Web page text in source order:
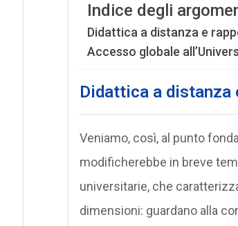
Indice degli
Didattica a distanza e
Accesso globale
Didattica a
Veniamo, così, al punto
modificherebbe in breve
universitarie, che
dimensioni: guardano alla